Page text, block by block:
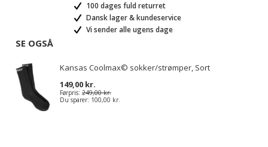
100 dages fuld returret
Dansk lager & kundeservice
Vi sender alle ugens dage
SE OGSÅ
Kansas Coolmax© sokker/strømper, Sort
149,00 kr.
Førpris: 249,00 kr.
Du sparer: 100,00 kr.